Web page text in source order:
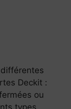
Deckit :
ou
types